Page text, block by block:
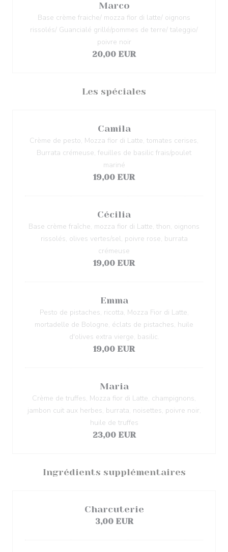
Marco
Base crème fraiche/ mozza fior di latte/ oignons
rissolés/ Guancialé grillé/pommes de terre/ taleggio/
poivre noir
20,00 EUR
Les spéciales
Camila
Crème de pesto, Mozza fior di Latte, tomates cerises,
Burrata crémeuse, feuilles de basilic frais/poulet
mariné
19,00 EUR
Cécilia
Base crème fraîche, mozza fior di Latte, thon, oignons
rissolés, olives vertes/sel, poivre rose, burrata
crémeuse
19,00 EUR
Emma
Pesto de pistaches, ricotta, Mozza Fior di Latte,
mortadelle de Bologne, éclats de pistaches, huile
d'olives extra vierge, basilic.
19,00 EUR
Maria
Crème de truffes, Mozza fior di Latte, champignons,
jambon cuit aux herbes, burrata, noisettes, poivre noir,
huile de truffes
23,00 EUR
Ingrédients supplémentaires
Charcuterie
3,00 EUR